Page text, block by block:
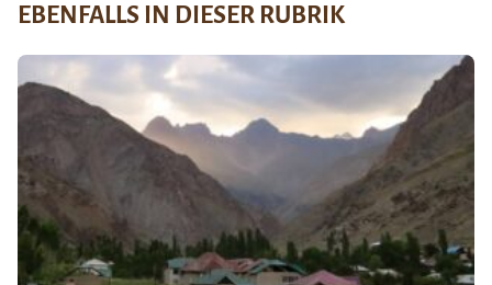
EBENFALLS IN DIESER RUBRIK